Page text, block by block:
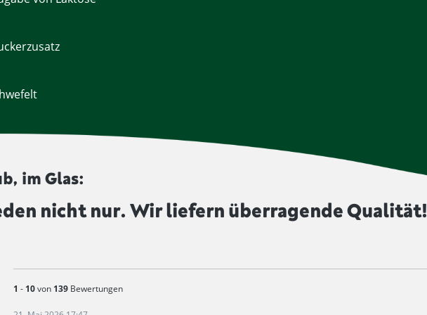
im Glas:
nicht nur. Wir liefern überragende Qualität!
1 - 10von 139 Bewertungen